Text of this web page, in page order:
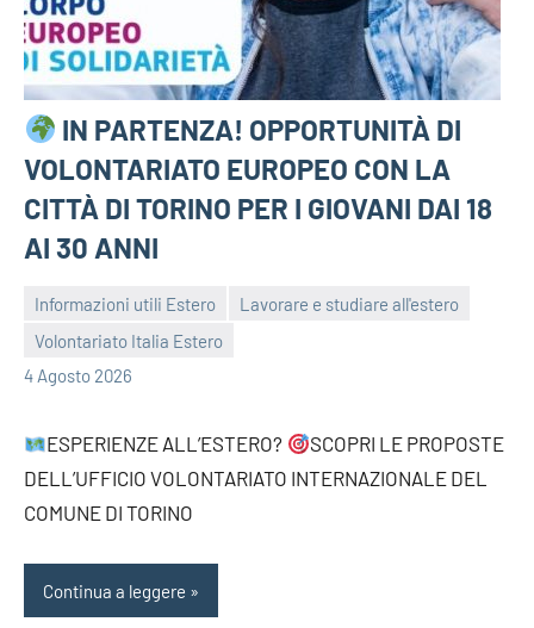
IN PARTENZA! OPPORTUNITÀ DI
VOLONTARIATO EUROPEO CON LA
CITTÀ DI TORINO PER I GIOVANI DAI 18
AI 30 ANNI
Informazioni utili Estero
Lavorare e studiare all'estero
Volontariato Italia Estero
4 Agosto 2026
bragiovani
ESPERIENZE ALL’ESTERO?
SCOPRI LE PROPOSTE
DELL’UFFICIO VOLONTARIATO INTERNAZIONALE DEL
COMUNE DI TORINO
Continua a leggere